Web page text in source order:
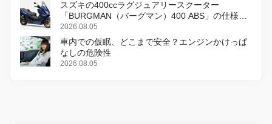
スズキの400ccラグジュアリースクーター
「BURGMAN（バーグマン）400 ABS」の仕様を
変更し、8月18日に発売
2026.08.05
車内での仮眠、どこまで安全？エンジンかけっぱ
なしの危険性
2026.08.05